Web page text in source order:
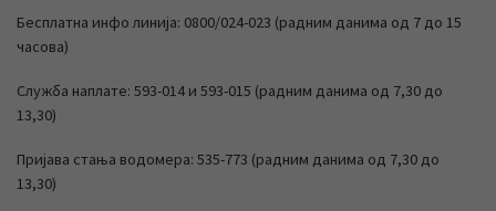
Бесплатна инфо линија: 0800/024-023 (радним данима од 7 до 15
часова)
Служба наплате: 593-014 и 593-015 (радним данима од 7,30 до
13,30)
Пријава стања водомера: 535-773 (радним данима од 7,30 до
13,30)